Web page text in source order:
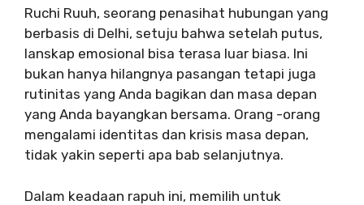
Ruchi Ruuh, seorang penasihat hubungan yang
berbasis di Delhi, setuju bahwa setelah putus,
lanskap emosional bisa terasa luar biasa. Ini
bukan hanya hilangnya pasangan tetapi juga
rutinitas yang Anda bagikan dan masa depan
yang Anda bayangkan bersama. Orang -orang
mengalami identitas dan krisis masa depan,
tidak yakin seperti apa bab selanjutnya.
Dalam keadaan rapuh ini, memilih untuk